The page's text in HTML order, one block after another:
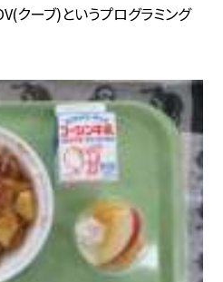
クーブ)というプログラミング